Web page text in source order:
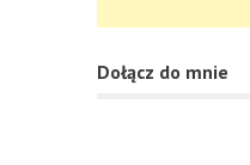
Dołącz do mnie